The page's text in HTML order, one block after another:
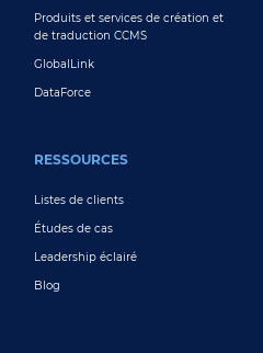
Produits et services de création et
de traduction CCMS
GlobalLink
DataForce
RESSOURCES
Listes de clients
Études de cas
Leadership éclairé
Blog